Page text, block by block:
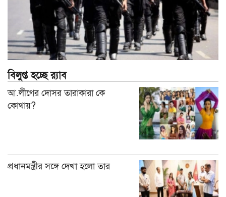
বিলুপ্ত হচ্ছে র‍্যাব
আ.লীগের দোসর তারাকারা কে
কোথায়?
প্রধানমন্ত্রীর সঙ্গে দেখা হলো তার